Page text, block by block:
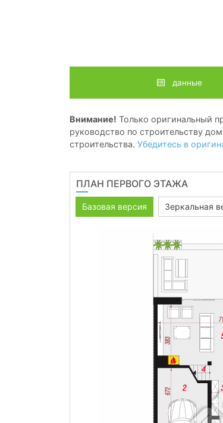
данные
Внимание! Только оригинальный
руководство по строительству
строительства. Убедитесь в
ПЛАН ПЕРВОГО ЭТАЖА
Базовая версия Зеркальная